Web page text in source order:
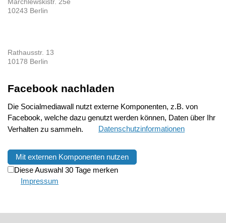
Marchlewskistr. 25e
10243 Berlin
Rathausstr. 13
10178 Berlin
Facebook nachladen
Die Socialmediawall nutzt externe Komponenten, z.B. von
Facebook, welche dazu genutzt werden können, Daten über Ihr
Verhalten zu sammeln.
Datenschutzinformationen
Mit externen Komponenten nutzen
Diese Auswahl 30 Tage merken
Impressum